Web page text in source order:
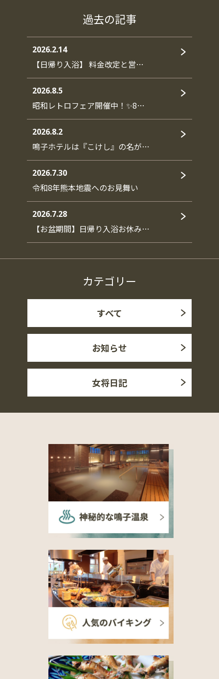
過去の記事
2026.2.14
【日帰り入浴】 料金改定と営…
2026.8.5
昭和レトロフェア開催中！✨8…
2026.8.2
鳴子ホテルは『こけし』の名が…
2026.7.30
令和8年熊本地震へのお見舞い
2026.7.28
【お盆期間】日帰り入浴お休み…
カテゴリー
すべて
お知らせ
女将日記